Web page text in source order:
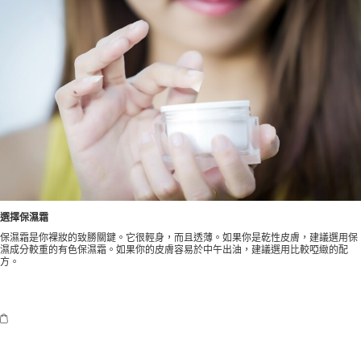
選擇保濕霜
保濕霜是你裸妝的致勝關鍵。它很輕身，而且透薄。如果你是乾性皮膚，建議選用保
濕成分較重的有色保濕霜。如果你的皮膚容易於中午出油，建議選用比較啞緻的配
方。